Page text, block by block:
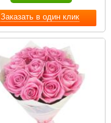
Заказать в один клик